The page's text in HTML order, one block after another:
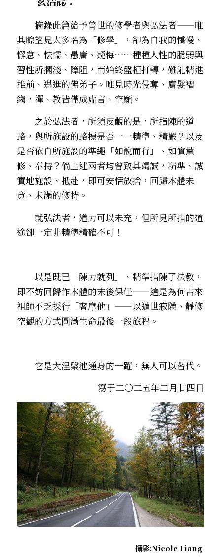
摘錄此篇給予普世的修學者與弘法者——唯
其瞭望見太多名為「修學」，卻為自我的憍慢、
懈怠、怯懦、愚庸、疑悔……種種人性的脆弱與
習性所擱淺、障阻，而始終盤桓打轉，難能精進
推前、邁進的佛弟子。唯見時光侵奪、膚髮褶
縐，禪、教皆僅成虛言、空願。
之於弘法者，所須反觀的是，所指陳的道
路，與所施設的路標是否一一精準、精嚴？以及
是否依自所施設的準繩「如說而行」、如實薰
修、奉持？倘上述兩者均曾致其竭誠，精準、誠
實地施設、抵赴，即可安恬放捨，回歸本體未
竟、未滿的修持。
就弘法者，道力可以未充，但所見所指的道
途卻一定非精準精確不可！
以是既已「陳力就列」、精準指陳了法教，
即不妨回歸作本體的末後保任——這是為何古來
祖師不乏採行「奢摩他」——以遁世寂隱、靜修
空觀的方式圓滿生命最後一段旅程。
它是大涅槃池通身的一躍，無人可以替代。
寫于二〇二五年二月廿四日
攝影:Nicole Liang